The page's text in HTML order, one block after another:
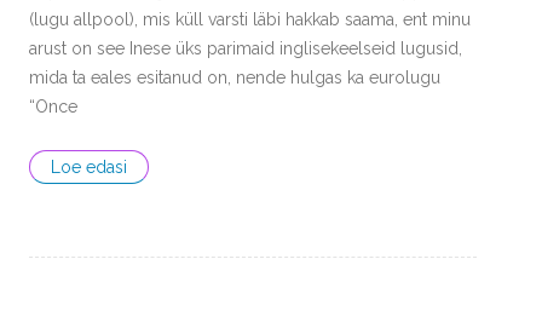
(lugu allpool), mis küll varsti läbi hakkab saama, ent minu
arust on see Inese üks parimaid inglisekeelseid lugusid,
mida ta eales esitanud on, nende hulgas ka eurolugu
“Once
Loe edasi